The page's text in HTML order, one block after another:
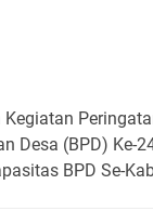
Desa (BPD) Ke-
BPD Se-